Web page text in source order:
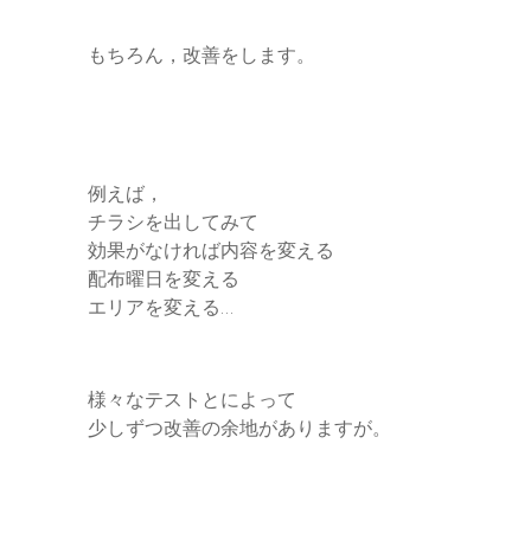
もちろん，改善をします。
例えば，
チラシを出してみて
効果がなければ内容を変える
配布曜日を変える
エリアを変える…
様々なテストとによって
少しずつ改善の余地がありますが。